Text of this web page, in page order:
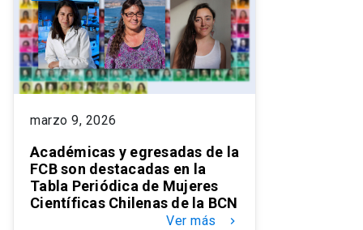
marzo 9, 2026
Académicas y egresadas de la
FCB son destacadas en la
Tabla Periódica de Mujeres
Científicas Chilenas de la BCN
Ver más keyboard_arrow_right